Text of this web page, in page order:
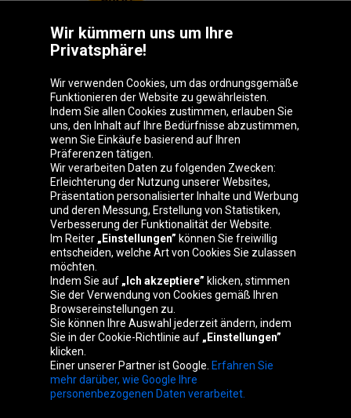
Oponeo-Gruppe
Belgique
Česká
republika
Deutschland Éire
España France Italia Magyarország
Nederland Polska
Slovenská
republika
United
Wir kümmern uns um Ihre
Privatsphäre!
Wir verwenden Cookies, um das ordnungsgemäße
Funktionieren der Website zu gewährleisten.
Indem Sie allen Cookies zustimmen, erlauben Sie
uns, den Inhalt auf Ihre Bedürfnisse abzustimmen,
wenn Sie Einkäufe basierend auf Ihren
Präferenzen tätigen.
Wir verarbeiten Daten zu folgenden Zwecken:
Erleichterung der Nutzung unserer Websites,
Präsentation personalisierter Inhalte und Werbung
und deren Messung, Erstellung von Statistiken,
Verbesserung der Funktionalität der Website.
Im Reiter „Einstellungen” können Sie freiwillig
entscheiden, welche Art von Cookies Sie zulassen
möchten.
Indem Sie auf „Ich akzeptiere” klicken, stimmen
Sie der Verwendung von Cookies gemäß Ihren
Browsereinstellungen zu.
Sie können Ihre Auswahl jederzeit ändern, indem
Sie in der Cookie-Richtlinie auf „Einstellungen”
klicken.
Einer unserer Partner ist Google. Erfahren Sie
mehr darüber, wie Google Ihre
personenbezogenen Daten verarbeitet.